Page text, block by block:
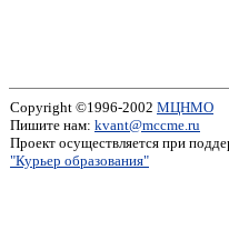
Copyright ©1996-2002 МЦНМО
Пишите нам: kvant@mccme.ru
Проект осуществляется при
"Курьер образования"